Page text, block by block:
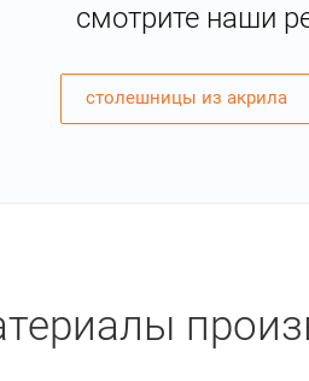
смотрите наши
столешницы из акрила